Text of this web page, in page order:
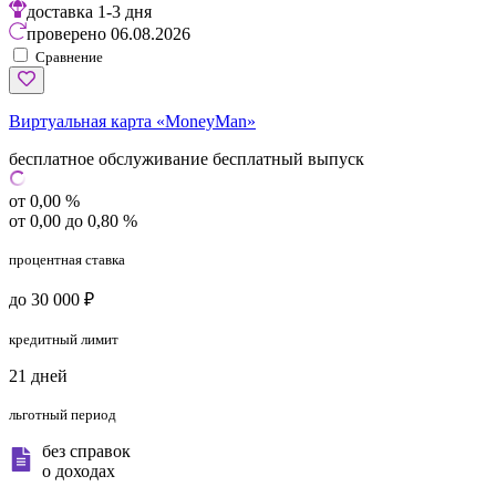
доставка 1-3 дня
проверено 06.08.2026
Сравнение
Виртуальная карта «MoneyMan»
бесплатное обслуживание бесплатный выпуск
от 0,00 %
от 0,00 до 0,80 %
процентная ставка
до 30 000 ₽
кредитный лимит
21 дней
льготный период
без справок
о доходах